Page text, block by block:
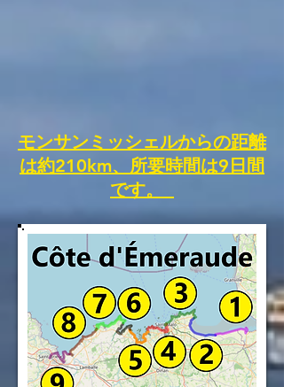
モンサンミッシェルからの距離
は約210km、所要時間は9日間
です。